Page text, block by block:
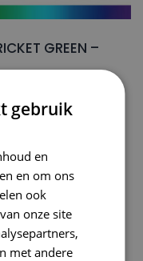
GREEN –
gebruik
en
en om ons
ook
onze site
met andere